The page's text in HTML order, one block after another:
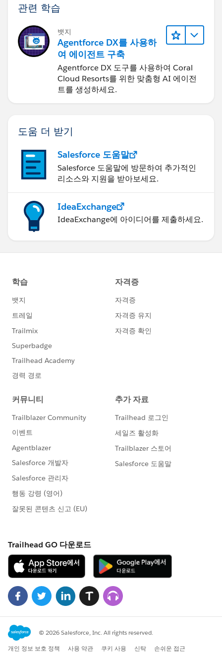
관련 학습
뱃지
Agentforce DX를 사용하
여 에이전트 구축
Agentforce DX 도구를 사용하여 Coral
Cloud Resorts를 위한 맞춤형 AI 에이전
트를 생성하세요.
도움 더 받기
Salesforce 도움말
Salesforce 도움말에 방문하여 추가적인
리소스와 지원을 받아보세요.
IdeaExchange
IdeaExchange에 아이디어를 제출하세요.